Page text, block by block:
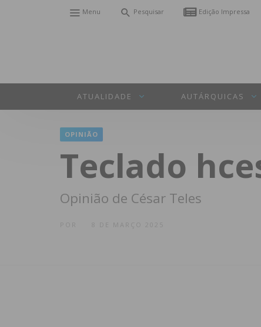
Menu Pesquisar Edição Impressa
ATUALIDADE AUTÁRQUICAS
OPINIÃO
Teclado
Opinião de César Teles
8 DE MARÇO 2025